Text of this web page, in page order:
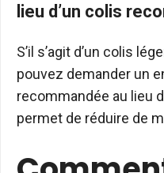
lieu d’un colis
S’il s’agit d’un colis
pouvez demander un
recommandée au lieu
permet de réduire de